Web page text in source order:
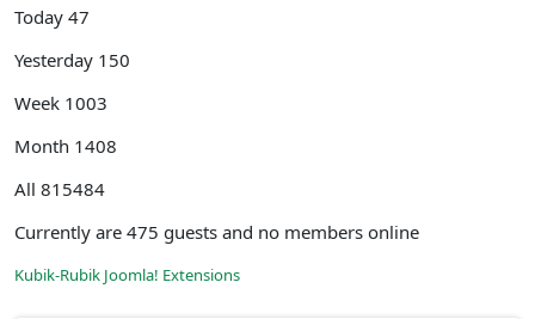
Today 47
Yesterday 150
Week 1003
Month 1408
All 815484
Currently are 475 guests and no members online
Kubik-Rubik Joomla! Extensions